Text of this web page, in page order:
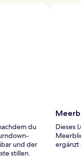
du
und der
stillen.
Dieses
ergänzt